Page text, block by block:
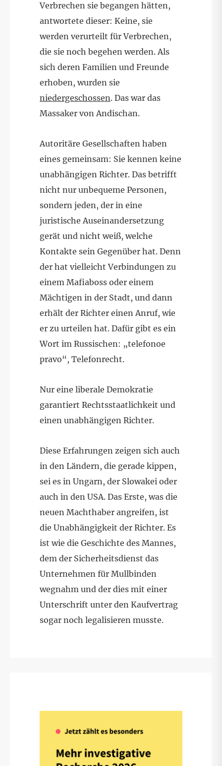
Verbrechen sie begangen hätten,
antwortete dieser: Keine, sie
werden verurteilt für Verbrechen,
die sie noch begehen werden. Als
sich deren Familien und Freunde
erhoben, wurden sie
niedergeschossen. Das war das
Massaker von Andischan.
Autoritäre Gesellschaften haben
eines gemeinsam: Sie kennen keine
unabhängigen Richter. Das betrifft
nicht nur unbequeme Personen,
sondern jeden, der in eine
juristische Auseinandersetzung
gerät und nicht weiß, welche
Kontakte sein Gegenüber hat. Denn
der hat vielleicht Verbindungen zu
einem Mafiaboss oder einem
Mächtigen in der Stadt, und dann
erhält der Richter einen Anruf, wie
er zu urteilen hat. Dafür gibt es ein
Wort im Russischen: „telefonoe
pravo“, Telefonrecht.
Nur eine liberale Demokratie
garantiert Rechtsstaatlichkeit und
einen unabhängigen Richter.
Diese Erfahrungen zeigen sich auch
in den Ländern, die gerade kippen,
sei es in Ungarn, der Slowakei oder
auch in den USA. Das Erste, was die
neuen Machthaber angreifen, ist
die Unabhängigkeit der Richter. Es
ist wie die Geschichte des Mannes,
dem der Sicherheitsdienst das
Unternehmen für Mullbinden
wegnahm und der dies mit einer
Unterschrift unter den Kaufvertrag
sogar noch legalisieren musste.